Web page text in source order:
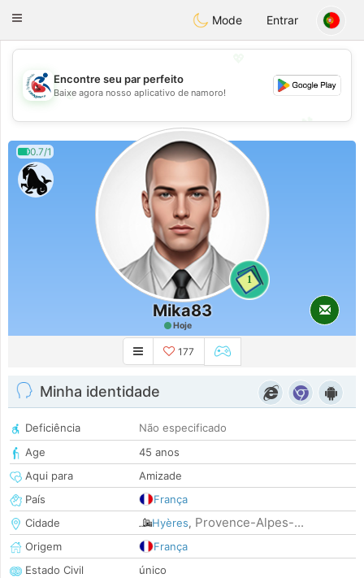
Handi Space
Toggle
Mode Entrar
💖
💕
💕
Encontre seu par perfeito
Baixe agora nosso aplicativo de namoro!
0.7/1
1
Mika83
Hoje
177
Minha identidade
Deficiência
Não especificado
Age
45 anos
Aqui para
Amizade
País
França
Cidade
Hyères, Provence-Alpes-...
Origem
França
Estado Civil
único